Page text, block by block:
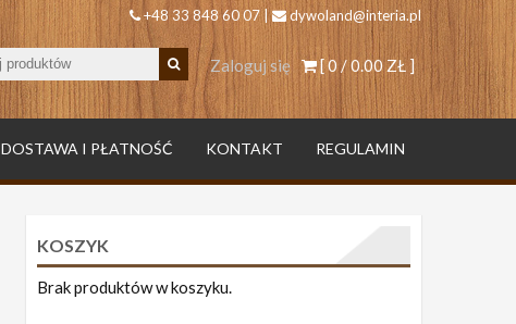
+48 33 848 60 07 | dywoland@interia.pl
[ 0 /0.00 ZŁ]
Zaloguj się
DOSTAWA I PŁATNOŚĆ KONTAKT REGULAMIN
KOSZYK
Brak produktów w koszyku.